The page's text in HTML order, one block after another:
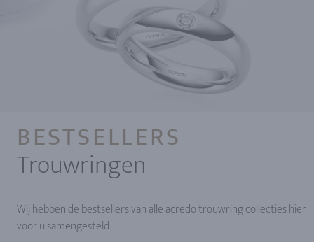
BESTSELLERS
Trouwringen
Wij hebben de bestsellers van alle acredo trouwring collecties hier
voor u samengesteld.